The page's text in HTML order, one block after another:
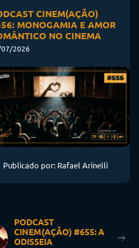
CINEM(AÇÃO)
MONOGAMIA E AMOR
NO CINEMA
2026
Publicado por: Rafael Arinelli
PODCAST
CINEM(AÇÃO) #655: A
ODISSEIA